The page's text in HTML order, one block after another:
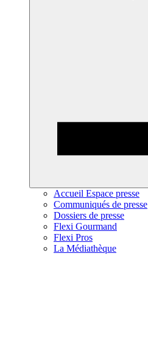
Accueil Espace presse
Communiqués de presse
Dossiers de presse
Flexi Gourmand
Flexi Pros
La Médiathèque